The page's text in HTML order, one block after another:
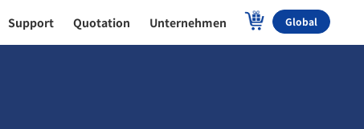
Support Quotation Unternehmen Global